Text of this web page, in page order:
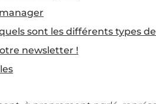
sont les différents types
newsletter !